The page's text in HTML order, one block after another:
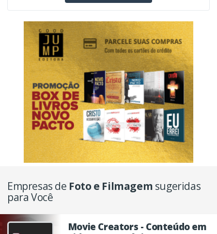
Empresas de Foto e Filmagem sugeridas
para Você
Movie Creators - Conteúdo em